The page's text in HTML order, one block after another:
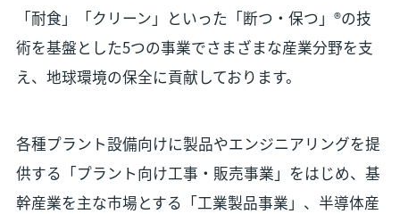
「耐食」「クリーン」といった「断つ・保つ」®の技
術を基盤とした5つの事業でさまざまな産業分野を支
え、地球環境の保全に貢献しております。
各種プラント設備向けに製品やエンジニアリングを提
供する「プラント向け工事・販売事業」をはじめ、基
幹産業を主な市場とする「工業製品事業」、半導体産